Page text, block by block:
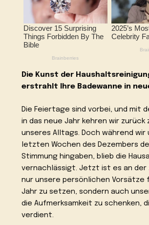
Die Kunst der
erstrahlt Ihre Badewanne in
Die Feiertage sind vorbei, und mit
in das neue Jahr kehren wir zurück
unseres Alltags. Doch während wir
letzten Wochen des Dezembers
Stimmung hingaben, blieb die
vernachlässigt. Jetzt ist es an der
nur unsere persönlichen Vorsätze
Jahr zu setzen, sondern auch
die Aufmerksamkeit zu schenken,
verdient.